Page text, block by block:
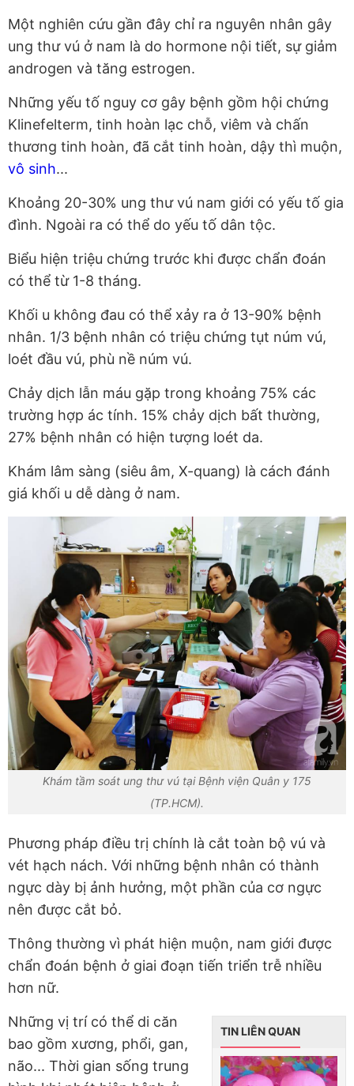
Một nghiên cứu gần đây chỉ ra nguyên nhân gây
ung thư vú ở nam là do hormone nội tiết, sự giảm
androgen và tăng estrogen.
Những yếu tố nguy cơ gây bệnh gồm hội chứng
Klinefelterm, tinh hoàn lạc chỗ, viêm và chấn
thương tinh hoàn, đã cắt tinh hoàn, dậy thì muộn,
vô sinh...
Khoảng 20-30% ung thư vú nam giới có yếu tố gia
đình. Ngoài ra có thể do yếu tố dân tộc.
Biểu hiện triệu chứng trước khi được chẩn đoán
có thể từ 1-8 tháng.
Khối u không đau có thể xảy ra ở 13-90% bệnh
nhân. 1/3 bệnh nhân có triệu chứng tụt núm vú,
loét đầu vú, phù nề núm vú.
Chảy dịch lẫn máu gặp trong khoảng 75% các
trường hợp ác tính. 15% chảy dịch bất thường,
27% bệnh nhân có hiện tượng loét da.
Khám lâm sàng (siêu âm, X-quang) là cách đánh
giá khối u dễ dàng ở nam.
Khám tầm soát ung thư vú tại Bệnh viện Quân y 175
(TP.HCM).
Phương pháp điều trị chính là cắt toàn bộ vú và
vét hạch nách. Với những bệnh nhân có thành
ngực dày bị ảnh hưởng, một phần của cơ ngực
nên được cắt bỏ.
Thông thường vì phát hiện muộn, nam giới được
chẩn đoán bệnh ở giai đoạn tiến triển trễ nhiều
hơn nữ.
TIN LIÊN QUAN
Những vị trí có thể di căn
bao gồm xương, phổi, gan,
não... Thời gian sống trung